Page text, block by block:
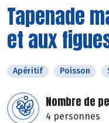
Tapenade
et aux
Apéritif Poisson
Nombre de
4 personnes